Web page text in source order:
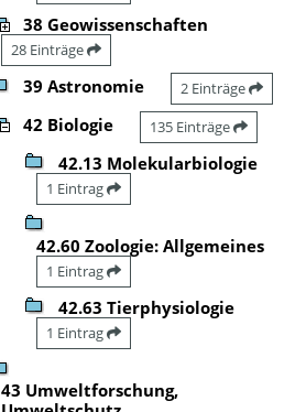
38 Geowissenschaften
28 Einträge
39 Astronomie 2 Einträge
42 Biologie 135 Einträge
42.13 Molekularbiologie
1 Eintrag
42.60 Zoologie: Allgemeines
1 Eintrag
42.63 Tierphysiologie
1 Eintrag
43 Umweltforschung,